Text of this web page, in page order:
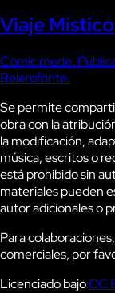
Viaje Místico
Cómic mudo.
Belerofonte.
Se permite
obra con la
la modificación,
música, escritos o
está prohibido sin
materiales pueden
autor adicionales o
Para
comerciales, por
Licenciado bajoCC